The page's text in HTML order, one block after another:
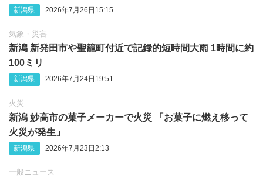
新潟県 2026年7月26日15:15
気象・災害
新潟 新発田市や聖籠町付近で記録的短時間大雨 1時間に約
100ミリ
新潟県 2026年7月24日19:51
火災
新潟 妙高市の菓子メーカーで火災 「お菓子に燃え移って
火災が発生」
新潟県 2026年7月23日2:13
一般ニュース